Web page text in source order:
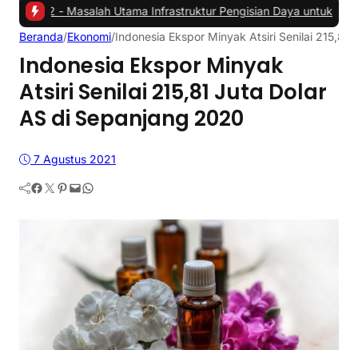
Masalah Utama Infrastruktur Pengisian Daya untuk Mobil Listrik
Beranda/Ekonomi/Indonesia Ekspor Minyak Atsiri Senilai
Indonesia Ekspor Minyak
Atsiri Senilai 215,81 Juta Dolar
AS di Sepanjang 2020
7 Agustus 2021
Facebook Twitter Pinterest Mail WhatsApp